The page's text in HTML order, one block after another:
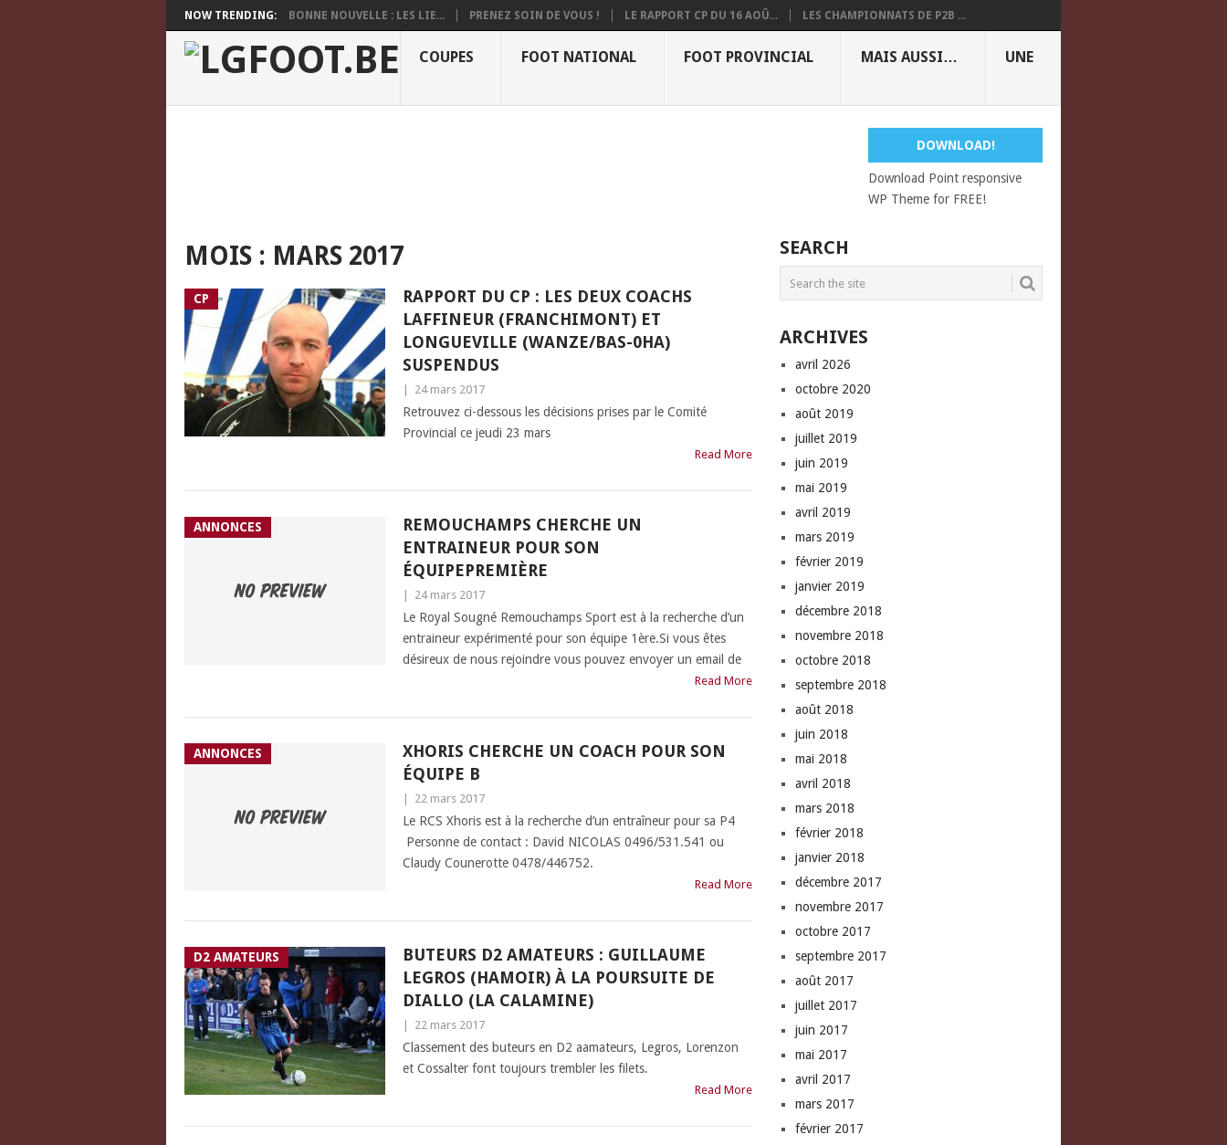
NOW TRENDING: BONNE NOUVELLE : LES LIE... PRENEZ SOIN DE VOUS ! LE RAPPORT CP DU 16 AOÛ... LES CHAMPIONNATS DE P2B ...
COUPES FOOT NATIONAL FOOT PROVINCIAL MAIS AUSSI… UNE
DOWNLOAD!
Download Point responsive
WP Theme for FREE!
MOIS : MARS 2017
CP
RAPPORT DU CP : LES DEUX COACHS
LAFFINEUR (FRANCHIMONT) ET
LONGUEVILLE (WANZE/BAS-0HA)
SUSPENDUS
24 mars 2017
Retrouvez ci-dessous les décisions prises par le Comité
Provincial ce jeudi 23 mars
Read More
ANNONCES
REMOUCHAMPS CHERCHE UN
ENTRAINEUR POUR SON
ÉQUIPEPREMIÈRE
24 mars 2017
Le Royal Sougné Remouchamps Sport est à la recherche d’un
entraineur expérimenté pour son équipe 1ère.Si vous êtes
désireux de nous rejoindre vous pouvez envoyer un email de
Read More
ANNONCES
XHORIS CHERCHE UN COACH POUR SON
ÉQUIPE B
22 mars 2017
Le RCS Xhoris est à la recherche d’un entraîneur pour sa P4
Personne de contact : David NICOLAS 0496/531.541 ou
Claudy Counerotte 0478/446752.
Read More
D2 AMATEURS
BUTEURS D2 AMATEURS : GUILLAUME
LEGROS (HAMOIR) À LA POURSUITE DE
DIALLO (LA CALAMINE)
22 mars 2017
Classement des buteurs en D2 aamateurs, Legros, Lorenzon
et Cossalter font toujours trembler les filets.
Read More
SEARCH
ARCHIVES
avril 2026
octobre 2020
août 2019
juillet 2019
juin 2019
mai 2019
avril 2019
mars 2019
février 2019
janvier 2019
décembre 2018
novembre 2018
octobre 2018
septembre 2018
août 2018
juin 2018
mai 2018
avril 2018
mars 2018
février 2018
janvier 2018
décembre 2017
novembre 2017
octobre 2017
septembre 2017
août 2017
juillet 2017
juin 2017
mai 2017
avril 2017
mars 2017
février 2017